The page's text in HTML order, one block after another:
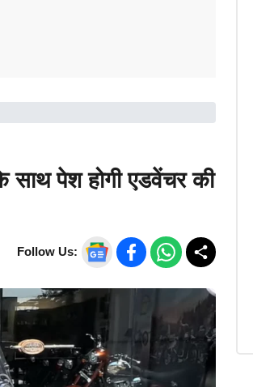
पेश होगी एडवेंचर की
Follow Us: